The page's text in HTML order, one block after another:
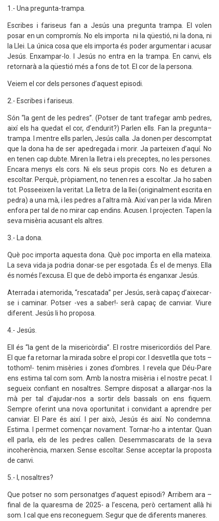
1.- Una pregunta-trampa.
Escribes i fariseus fan a Jesús una pregunta trampa. El volen
posar en un compromís. No els importa ni la qüestió, ni la dona, ni
la Llei. La única cosa que els importa és poder argumentar i acusar
Jesús. Enxampar-lo. I Jesús no entra en la trampa. En canvi, els
retornarà a la qüestió més a fons de tot. El cor de la persona.
Veiem el cor dels persones d’aquest episodi.
2.- Escribes i fariseus.
Són “la gent de les pedres”. (Potser de tant trafegar amb pedres,
així els ha quedat el cor, d’endurit?) Parlen ells. Fan la pregunta–
trampa. I mentre ells parlen, Jesús calla. Ja donen per descomptat
que la dona ha de ser apedregada i morir. Ja parteixen d’aquí. No
en tenen cap dubte. Miren la lletra i els preceptes, no les persones.
Encara menys els cors. Ni els seus propis cors. No es deturen a
escoltar. Perquè, pròpiament, no tenen res a escoltar. Ja ho saben
tot. Posseeixen la veritat. La lletra de la llei (originalment escrita en
pedra) a una mà, i les pedres a l’altra mà. Així van per la vida. Miren
enfora per tal de no mirar cap endins. Acusen. I projecten. Tapen la
seva misèria acusant els altres.
3.- La dona.
Què poc importa aquesta dona. Què poc importa en ella mateixa.
La seva vida ja podria donar-se per esgotada. És el de menys. Ella
és només l’excusa. El que de debò importa és enganxar Jesús.
Aterrada i atemorida, “rescatada” per Jesús, serà capaç d’aixecar-
se i caminar. Potser -ves a saber!- serà capaç de canviar. Viure
diferent. Jesús li ho proposa.
4.- Jesús.
Ell és “la gent de la misericòrdia”. El rostre misericordiós del Pare.
El que fa retornar la mirada sobre el propi cor. I desvetlla que tots –
tothom!- tenim misèries i zones d’ombres. I revela que Déu-Pare
ens estima tal com som. Amb la nostra misèria i el nostre pecat. I
segueix confiant en nosaltres. Sempre disposat a allargar-nos la
mà per tal d’ajudar-nos a sortir dels bassals on ens fiquem.
Sempre oferint una nova oportunitat i convidant a aprendre per
canviar. El Pare és així. I per això, Jesús és així. No condemna.
Estima. I permet començar novament. Tornar-ho a intentar. Quan
ell parla, els de les pedres callen. Desemmascarats de la seva
incoherència, marxen. Sense escoltar. Sense acceptar la proposta
de canvi.
5.- I, nosaltres?
Que potser no som personatges d’aquest episodi? Arribem ara –
final de la quaresma de 2025- a l’escena, però certament allà hi
som. I cal que ens reconeguem. Segur que de diferents maneres.